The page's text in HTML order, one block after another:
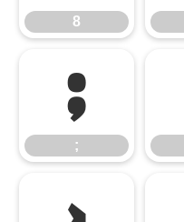
8
;
;